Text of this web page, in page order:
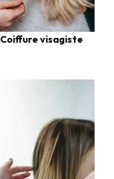
Coiffure visagiste